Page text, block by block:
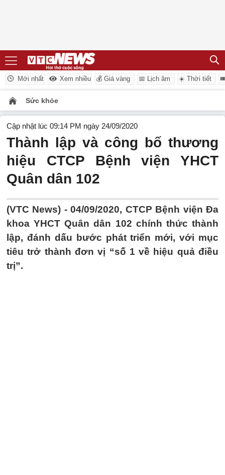
Mới nhất Xem nhiều 💰 Giá vàng 📅 Lịch âm ☀️ Thời tiết
Sức khỏe
Cập nhật lúc 09:14 PM ngày 24/09/2020
Thành lập và công bố thương
hiệu CTCP Bệnh viện YHCT
Quân dân 102
(VTC News) -04/09/2020, CTCP Bệnh viện Đa
khoa YHCT Quân dân 102 chính thức thành
lập, đánh dấu bước phát triển mới, với mục
tiêu trở thành đơn vị “số 1 về hiệu quả điều
trị”.